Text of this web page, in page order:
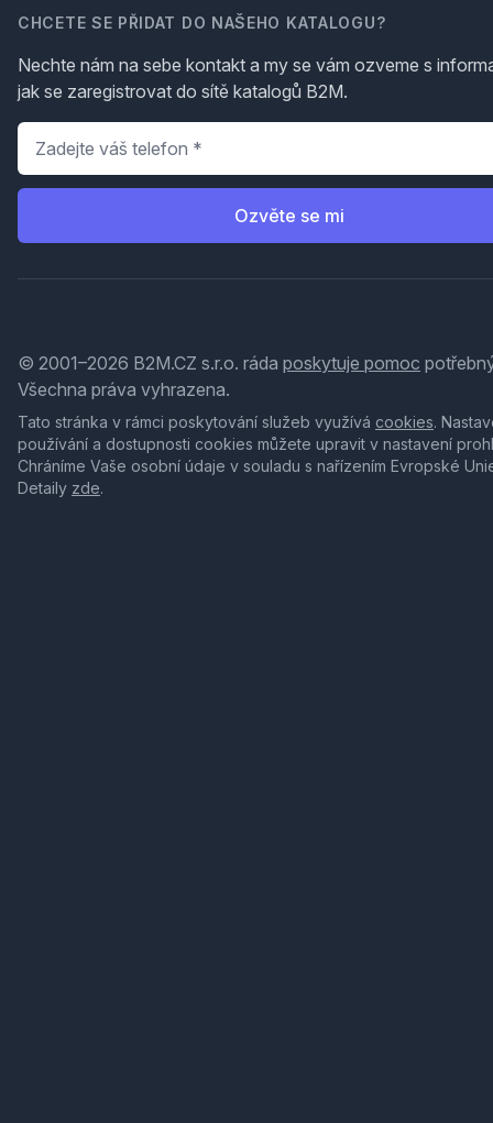
CHCETE SE PŘIDAT DO NAŠEHO KATALOGU?
Nechte nám na sebe kontakt a my se vám ozveme s
jak se zaregistrovat do sítě katalogů B2M.
Telefon
Ozvěte se mi
© 2001–2026 B2M.CZ s.r.o. ráda poskytuje pomoc
Všechna práva vyhrazena.
Tato stránka v rámci poskytování služeb využívá cookies.
používání a dostupnosti cookies můžete upravit v nastavení
Chráníme Vaše osobní údaje v souladu s nařízením Evropské
Detaily zde.